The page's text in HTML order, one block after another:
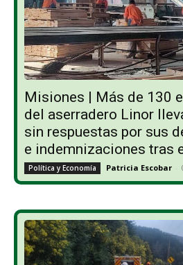
Misiones | Más de 130
del aserradero Linor
sin respuestas por sus
e indemnizaciones tras
Política y Economía Patricia Escobar -